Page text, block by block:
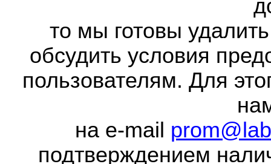
то мы готовы
обсудить условия
пользователям. Для
на e-mail
подтверждением